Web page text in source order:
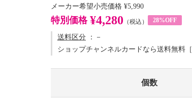
メーカー希望小売価格 ¥5,990
特別価格 ¥4,280 （税込） 28%OFF
送料区分 ：－
ショップチャンネルカードなら送料無料［
個数